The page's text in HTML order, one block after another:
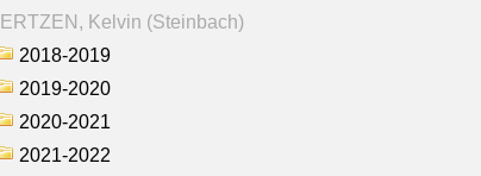
Kelvin (Steinbach)
2018-2019
2019-2020
2020-2021
2021-2022